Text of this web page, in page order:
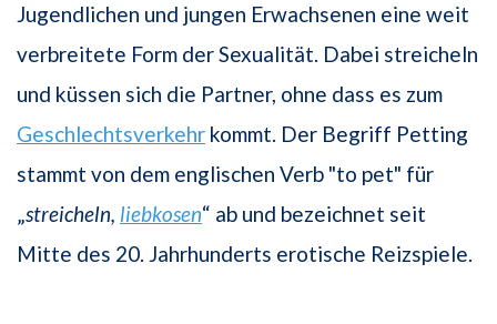
Jugendlichen und jungen Erwachsenen eine weit
verbreitete Form der Sexualität. Dabei streicheln
und küssen sich die Partner, ohne dass es zum
Geschlechtsverkehr kommt. Der Begriff Petting
stammt von dem englischen Verb "to pet" für
„streicheln, liebkosen“ ab und bezeichnet seit
Mitte des 20. Jahrhunderts erotische Reizspiele.